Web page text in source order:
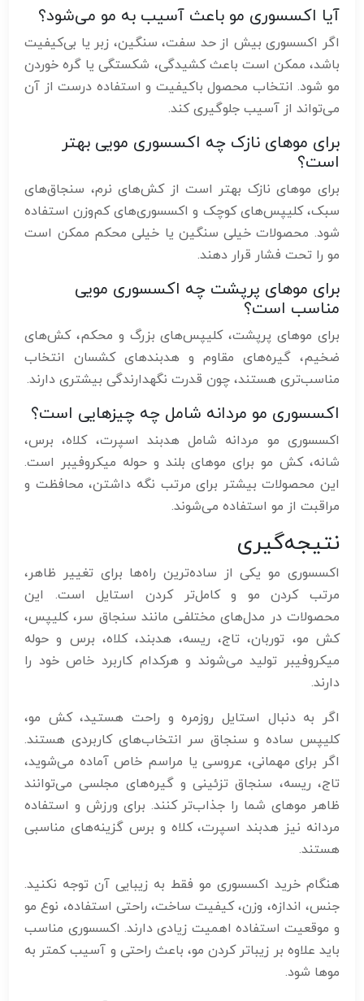
آیا اکسسوری مو باعث آسیب به مو می‌شود؟
اگر اکسسوری بیش از حد سفت، سنگین، زبر یا بی‌کیفیت
باشد، ممکن است باعث کشیدگی، شکستگی یا گره خوردن
مو شود. انتخاب محصول باکیفیت و استفاده درست از آن
می‌تواند از آسیب جلوگیری کند.
برای موهای نازک چه اکسسوری مویی بهتر
است؟
برای موهای نازک بهتر است از کش‌های نرم، سنجاق‌های
سبک، کلیپس‌های کوچک و اکسسوری‌های کم‌وزن استفاده
شود. محصولات خیلی سنگین یا خیلی محکم ممکن است
مو را تحت فشار قرار دهند.
برای موهای پرپشت چه اکسسوری مویی
مناسب است؟
برای موهای پرپشت، کلیپس‌های بزرگ و محکم، کش‌های
ضخیم، گیره‌های مقاوم و هدبندهای کشسان انتخاب
مناسب‌تری هستند، چون قدرت نگهدارندگی بیشتری دارند.
اکسسوری مو مردانه شامل چه چیزهایی است؟
اکسسوری مو مردانه شامل هدبند اسپرت، کلاه، برس،
شانه، کش مو برای موهای بلند و حوله میکروفیبر است.
این محصولات بیشتر برای مرتب نگه داشتن، محافظت و
مراقبت از مو استفاده می‌شوند.
نتیجه‌گیری
اکسسوری مو یکی از ساده‌ترین راه‌ها برای تغییر ظاهر،
مرتب کردن مو و کامل‌تر کردن استایل است. این
محصولات در مدل‌های مختلفی مانند سنجاق سر، کلیپس،
کش مو، توربان، تاج، ریسه، هدبند، کلاه، برس و حوله
میکروفیبر تولید می‌شوند و هرکدام کاربرد خاص خود را
دارند.
اگر به دنبال استایل روزمره و راحت هستید، کش مو،
کلیپس ساده و سنجاق سر انتخاب‌های کاربردی هستند.
اگر برای مهمانی، عروسی یا مراسم خاص آماده می‌شوید،
تاج، ریسه، سنجاق تزئینی و گیره‌های مجلسی می‌توانند
ظاهر موهای شما را جذاب‌تر کنند. برای ورزش و استفاده
مردانه نیز هدبند اسپرت، کلاه و برس گزینه‌های مناسبی
هستند.
هنگام خرید اکسسوری مو فقط به زیبایی آن توجه نکنید.
جنس، اندازه، وزن، کیفیت ساخت، راحتی استفاده، نوع مو
و موقعیت استفاده اهمیت زیادی دارند. اکسسوری مناسب
باید علاوه بر زیباتر کردن مو، باعث راحتی و آسیب کمتر به
موها شود.